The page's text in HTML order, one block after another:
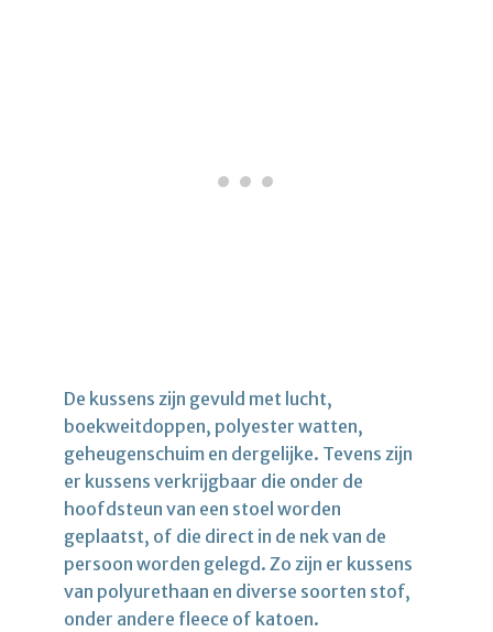
De kussens zijn gevuld met lucht,
boekweitdoppen, polyester watten,
geheugenschuim en dergelijke. Tevens zijn
er kussens verkrijgbaar die onder de
hoofdsteun van een stoel worden
geplaatst, of die direct in de nek van de
persoon worden gelegd. Zo zijn er kussens
van polyurethaan en diverse soorten stof,
onder andere fleece of katoen.